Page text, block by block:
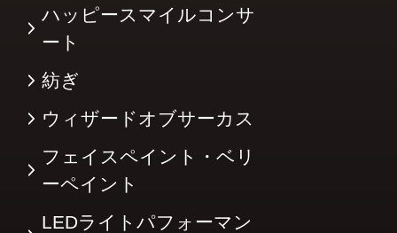
ハッピースマイルコンサ
ート
紡ぎ
ウィザードオブサーカス
フェイスペイント・ベリ
ーペイント
LEDライトパフォーマン